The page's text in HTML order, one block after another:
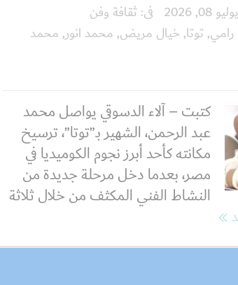
يوليو 08, 2026 فى: ثقافة وفن
رامي, توتا, خيال مريض, محمد انور, محمد
كتبت – آلاء الدسوقي يواصل محمد
عبد الرحمن، الشهير بـ”توتا”، ترسيخ
مكانته كأحد أبرز نجوم الكوميديا في
مصر، بعدما دخل مرحلة جديدة من
النشاط الفني المكثف من خلال ثلاثة